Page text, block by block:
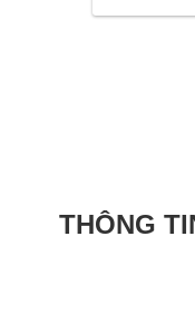
THÔNG